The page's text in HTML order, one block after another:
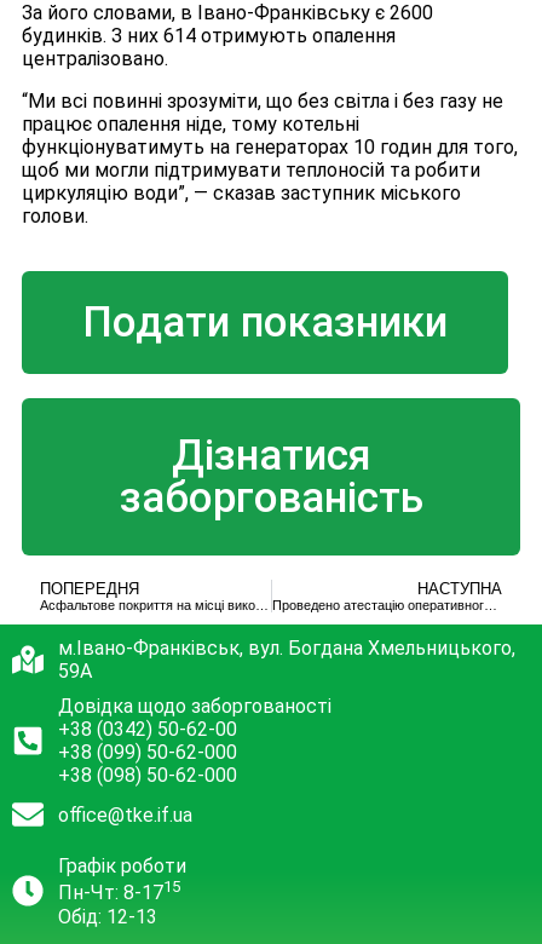
За його словами, в Івано-Франківську є 2600
будинків. З них 614 отримують опалення
централізовано.
“Ми всі повинні зрозуміти, що без світла і без газу не
працює опалення ніде, тому котельні
функціонуватимуть на генераторах 10 годин для того,
щоб ми могли підтримувати теплоносій та робити
циркуляцію води”, — сказав заступник міського
голови.
Подати показники
Дізнатися
заборгованість
ПОПЕРЕДНЯ НАСТУПНА
Проведено атестацію оперативного персоналу котелень
м.Івано-Франківськ, вул. Богдана Хмельницького,
59А
Довідка щодо заборгованості
+38 (0342) 50-62-00
+38 (099) 50-62-000
+38 (098) 50-62-000
office@tke.if.ua
Графік роботи
Пн-Чт: 8-1715
Обід: 12-13